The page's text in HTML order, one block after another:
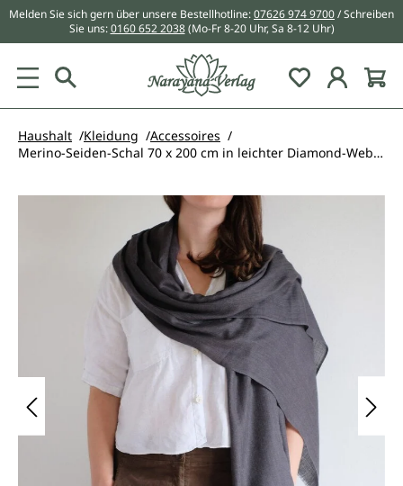
springen
Melden Sie sich gern über unsere Bestellhotline:07626 974 9700/ Schreiben
Sie uns:0160 652 2038 (Mo-Fr 8-20 Uhr, Sa 8-12 Uhr)
Du hast 0
Haushalt Kleidung
Accessoires
Merino-Seiden-Schal 70 x 200 cm in leichter Diamond-Webart
Bildergalerie überspringen